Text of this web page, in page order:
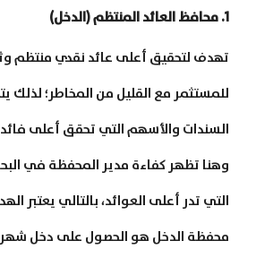
1. محافظ العائد المنتظم (الدخل)
تهدف لتحقيق أعلى عائد نقدي منتظم
للمستثمر مع القليل من المخاطر؛ لذلك
السندات والأسهم التي تحقق أعلى فائدة
وهنا تظهر كفاءة مدير المحفظة في
التي تدر أعلى العوائد، بالتالي يعتبر
محفظة الدخل هو الحصول على دخل